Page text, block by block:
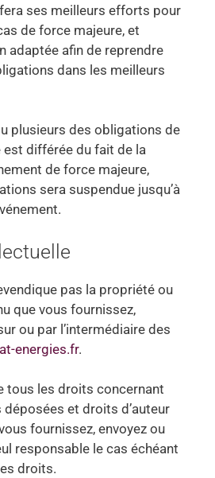
ses meilleurs efforts pour
de force majeure, et
adaptée afin de reprendre
dans les meilleurs
plusieurs des obligations de
est différée du fait de la
de force majeure,
sera suspendue jusqu’à
pas la propriété ou
que vous fournissez,
ou par l’intermédiaire des
energies.fr.
tous les droits concernant
déposées et droits d’auteur
fournissez, envoyez ou
responsable le cas échéant
droits.